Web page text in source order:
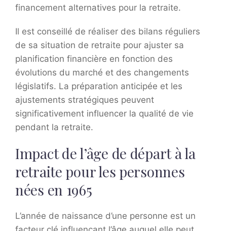
financement alternatives pour la retraite.
Il est conseillé de réaliser des bilans réguliers
de sa situation de retraite pour ajuster sa
planification financière en fonction des
évolutions du marché et des changements
législatifs. La préparation anticipée et les
ajustements stratégiques peuvent
significativement influencer la qualité de vie
pendant la retraite.
Impact de l’âge de départ à la
retraite pour les personnes
nées en 1965
L’année de naissance d’une personne est un